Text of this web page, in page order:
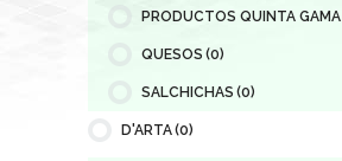
PRODUCTOS QUINTA GAMA
QUESOS (0)
SALCHICHAS (0)
D'ARTA(0)